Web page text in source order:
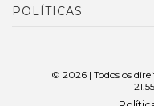
POLÍTICAS
© 2026 | Todos os